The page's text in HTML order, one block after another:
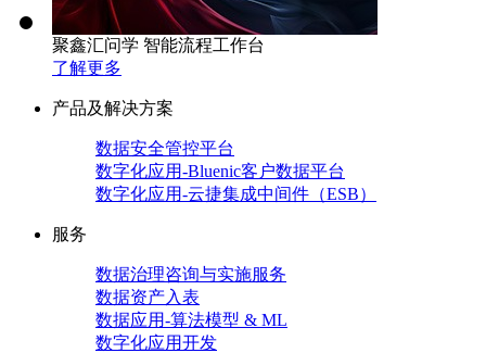
聚鑫汇问学 智能流程工作台
了解更多
产品及解决方案
数据安全管控平台
数字化应用-Bluenic客户数据平台
数字化应用-云捷集成中间件（ESB）
服务
数据治理咨询与实施服务
数据资产入表
数据应用-算法模型 & ML
数字化应用开发